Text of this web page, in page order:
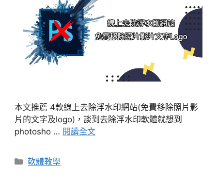
本文推薦 4款線上去除浮水印網站(免費移除照片影
片的文字及logo)，談到去除浮水印軟體就想到
photosho … 閱讀全文
分
軟體教學